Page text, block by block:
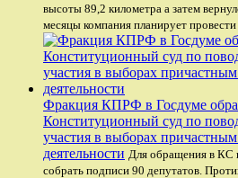
высоты 89,2 километра а затем
месяцы компания планирует
Фракция КПРФ в Госдуме
Конституционный суд по
участия в выборах причастным
деятельности Для обращения в КС
собрать подписи 90 депутатов.